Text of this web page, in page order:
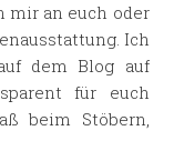
mir an euch oder
Ich
dem Blog auf
für euch
beim Stöbern,